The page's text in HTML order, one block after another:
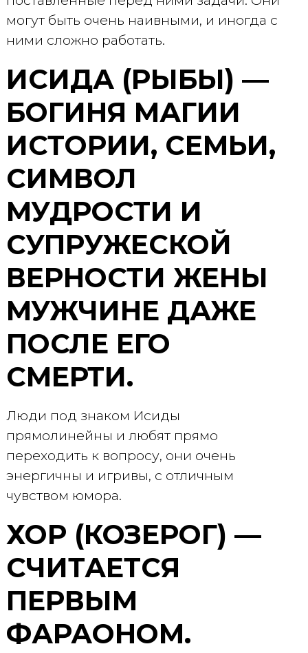
могут быть очень наивными, и иногда с
ними сложно работать.
ИСИДА (РЫБЫ) —
БОГИНЯ МАГИИ
ИСТОРИИ, СЕМЬИ,
СИМВОЛ
МУДРОСТИ И
СУПРУЖЕСКОЙ
ВЕРНОСТИ ЖЕНЫ
МУЖЧИНЕ ДАЖЕ
ПОСЛЕ ЕГО
СМЕРТИ.
Люди под знаком Исиды
прямолинейны и любят прямо
переходить к вопросу, они очень
энергичны и игривы, с отличным
чувством юмора.
ХОР (КОЗЕРОГ) —
СЧИТАЕТСЯ
ПЕРВЫМ
ФАРАОНОМ.